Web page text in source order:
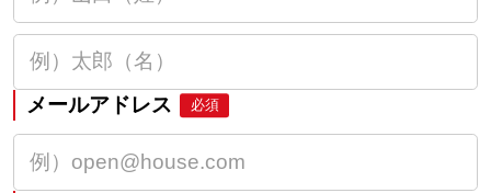
メールアドレス 必須